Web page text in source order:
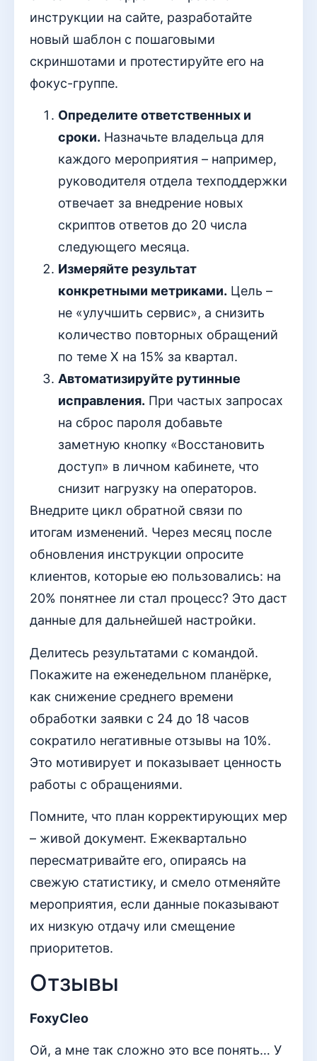
инструкции на сайте, разработайте
новый шаблон с пошаговыми
скриншотами и протестируйте его на
фокус-группе.
Определите ответственных и
сроки. Назначьте владельца для
каждого мероприятия – например,
руководителя отдела техподдержки
отвечает за внедрение новых
скриптов ответов до 20 числа
следующего месяца.
Измеряйте результат
конкретными метриками. Цель –
не «улучшить сервис», а снизить
количество повторных обращений
по теме Х на 15% за квартал.
Автоматизируйте рутинные
исправления. При частых запросах
на сброс пароля добавьте
заметную кнопку «Восстановить
доступ» в личном кабинете, что
снизит нагрузку на операторов.
Внедрите цикл обратной связи по
итогам изменений. Через месяц после
обновления инструкции опросите
клиентов, которые ею пользовались: на
20% понятнее ли стал процесс? Это даст
данные для дальнейшей настройки.
Делитесь результатами с командой.
Покажите на еженедельном планёрке,
как снижение среднего времени
обработки заявки с 24 до 18 часов
сократило негативные отзывы на 10%.
Это мотивирует и показывает ценность
работы с обращениями.
Помните, что план корректирующих мер
– живой документ. Ежеквартально
пересматривайте его, опираясь на
свежую статистику, и смело отменяйте
мероприятия, если данные показывают
их низкую отдачу или смещение
приоритетов.
Отзывы
FoxyCleo
Ой, а мне так сложно это все понять… У